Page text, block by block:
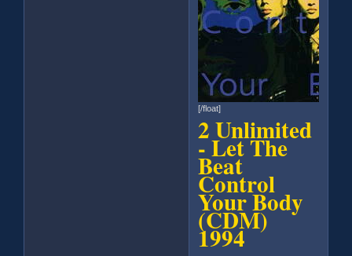
[/float]
2 Unlimited
- Let The
Beat
Control
Your Body
(CDM)
1994